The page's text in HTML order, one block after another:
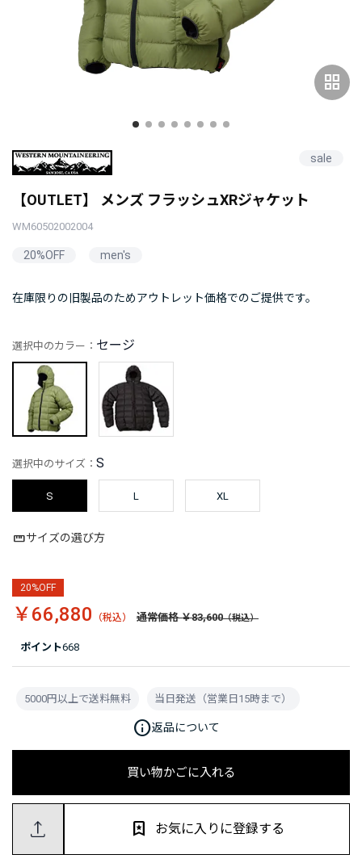
grid_view
sale
【OUTLET】 メンズ フラッシュXRジャケット
WM60502002004
20%OFF men's
在庫限りの旧製品のためアウトレット価格でのご提供です。
ポイント668
選択中のカラー： セージ
選択中のサイズ： S
S L XL
サイズの選び方
20%OFF
￥66,880 通常価格 ￥83,600
買い物かごに入れる
お気に入りに登録する
5000円以上で送料無料 当日発送（営業日15時まで）
info返品について